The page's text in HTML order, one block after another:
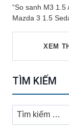
“So sanh M3 1.5
Mazda 3 1.5
XEM
TÌM KIẾM
Tìm
kiếm